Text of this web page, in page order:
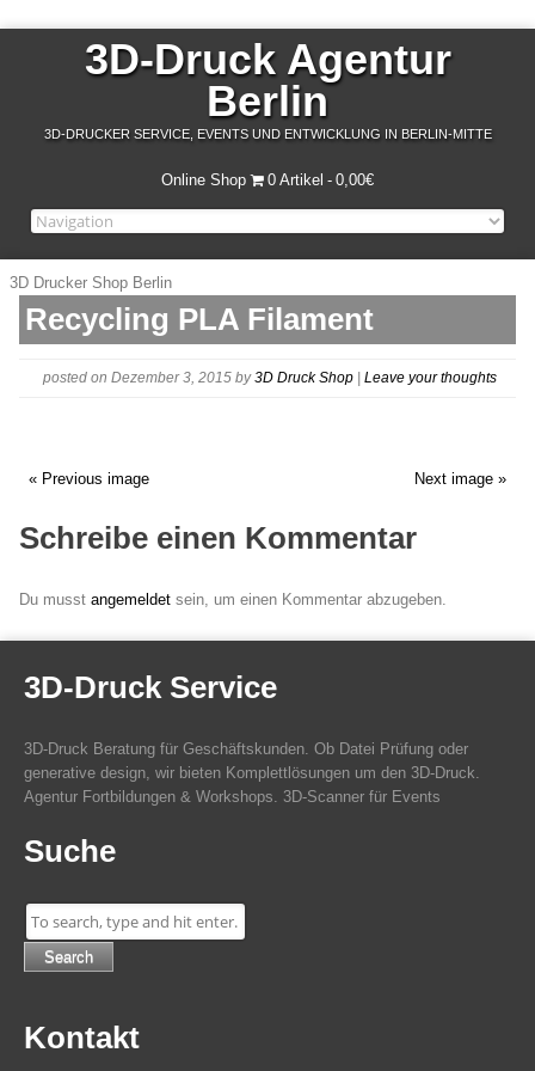
3D-Druck Agentur
Berlin
3D-DRUCKER SERVICE, EVENTS UND ENTWICKLUNG IN BERLIN-MITTE
Online Shop 0 Artikel 0,00€
3D Drucker Shop Berlin
Recycling PLA Filament
posted on Dezember 3, 2015 by3D Druck Shop Leave your thoughts
Next image »
« Previous image
Schreibe einen Kommentar
Du musst angemeldet sein, um einen Kommentar abzugeben.
3D-Druck Service
3D-Druck Beratung für Geschäftskunden. Ob Datei Prüfung oder
generative design, wir bieten Komplettlösungen um den 3D-Druck.
Agentur Fortbildungen & Workshops. 3D-Scanner für Events
Suche
Search
Kontakt